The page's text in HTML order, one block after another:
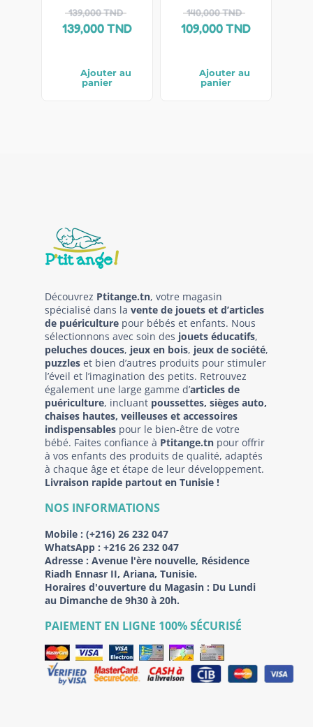
139,000TND
139,000TND
Ajouter au
panier
140,000TND
109,000TND
Ajouter au
panier
Découvrez Ptitange.tn, votre magasin
spécialisé dans la vente de jouets et d’articles
de puériculture pour bébés et enfants. Nous
sélectionnons avec soin des jouets éducatifs,
peluches douces, jeux en bois, jeux de société,
puzzles et bien d’autres produits pour stimuler
l’éveil et l’imagination des petits. Retrouvez
également une large gamme d’articles de
puériculture, incluant poussettes, sièges auto,
chaises hautes, veilleuses et accessoires
indispensables pour le bien-être de votre
bébé. Faites confiance à Ptitange.tn pour offrir
à vos enfants des produits de qualité, adaptés
à chaque âge et étape de leur développement.
Livraison rapide partout en Tunisie !
NOS INFORMATIONS
Mobile : (+216) 26 232 047
WhatsApp : +216 26 232 047
Adresse : Avenue l'ère nouvelle, Résidence
Riadh Ennasr II, Ariana, Tunisie.
Horaires d'ouverture du Magasin : Du Lundi
au Dimanche de 9h30 à 20h.
PAIEMENT EN LIGNE 100% SÉCURISÉ